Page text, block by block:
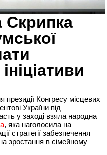
Скрипка
президії Конгресу місцевих
України під
у заході взяла народна
, яка наголосила на
стратегії забезпечення
зростання в сімейному